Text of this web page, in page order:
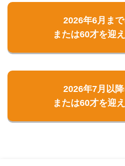
2026年6月ま
または60才を迎
2026年7月以
または60才を迎